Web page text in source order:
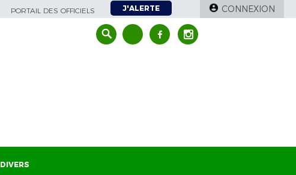
PORTAIL DES OFFICIELS J'ALERTE CONNEXION
DIVERS